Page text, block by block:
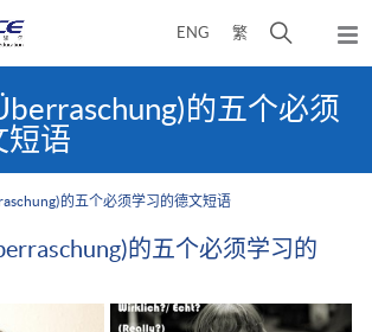
ENG 繁
开
搜
寻
面
弹
出
主
菜
的五个必须
短语
的五个必须学习的德文短语
的五个必须学习的